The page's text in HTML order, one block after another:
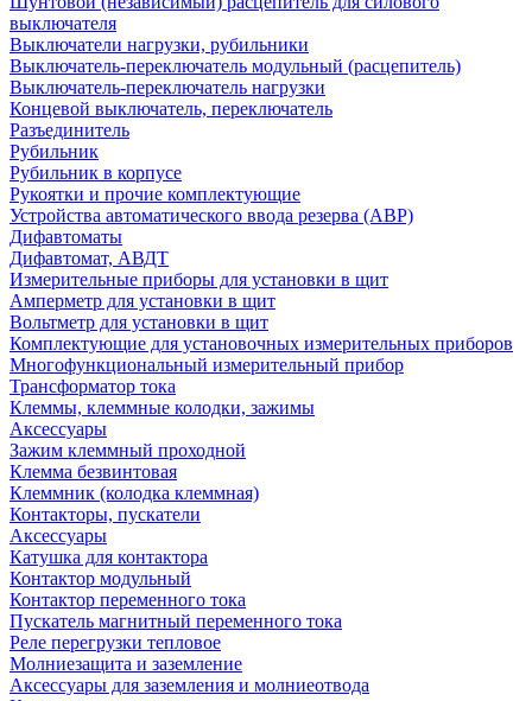
выключателя
Выключатели нагрузки, рубильники
Выключатель-переключатель модульный (расцепитель)
Выключатель-переключатель нагрузки
Концевой выключатель, переключатель
Разъединитель
Рубильник
Рубильник в корпусе
Рукоятки и прочие комплектующие
Устройства автоматического ввода резерва (АВР)
Дифавтоматы
Дифавтомат, АВДТ
Измерительные приборы для установки в щит
Амперметр для установки в щит
Вольтметр для установки в щит
Комплектующие для установочных измерительных приборов
Многофункциональный измерительный прибор
Трансформатор тока
Клеммы, клеммные колодки, зажимы
Аксессуары
Зажим клеммный проходной
Клемма безвинтовая
Клеммник (колодка клеммная)
Контакторы, пускатели
Аксессуары
Катушка для контактора
Контактор модульный
Контактор переменного тока
Пускатель магнитный переменного тока
Реле перегрузки тепловое
Молниезащита и заземление
Аксессуары для заземления и молниеотвода